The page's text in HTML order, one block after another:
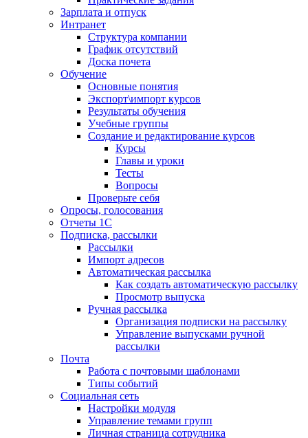
Зарплата и отпуск
Интранет
Структура компании
График отсутствий
Доска почета
Обучение
Основные понятия
Экспорт\импорт курсов
Результаты обучения
Учебные группы
Создание и редактирование курсов
Курсы
Главы и уроки
Тесты
Вопросы
Проверьте себя
Опросы, голосования
Отчеты 1С
Подписка, рассылки
Рассылки
Импорт адресов
Автоматическая рассылка
Как создать автоматическую рассылку
Просмотр выпуска
Ручная рассылка
Организация подписки на рассылку
Управление выпусками ручной
рассылки
Почта
Работа с почтовыми шаблонами
Типы событий
Социальная сеть
Настройки модуля
Управление темами групп
Личная страница сотрудника